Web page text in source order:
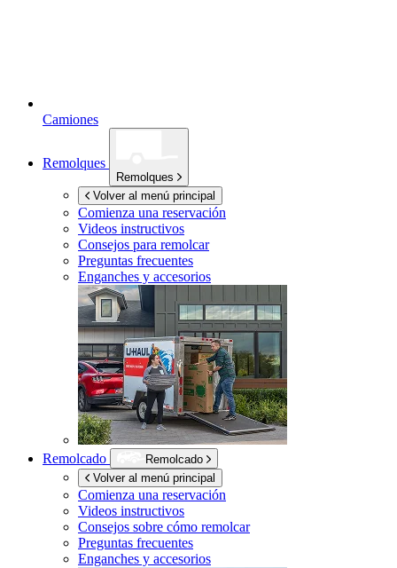
Camiones
Remolques
Remolques
Volver al menú principal
Comienza una reservación
Videos instructivos
Consejos para remolcar
Preguntas frecuentes
Enganches y accesorios
Remolcado
Remolcado
Volver al menú principal
Comienza una reservación
Videos instructivos
Consejos sobre cómo remolcar
Preguntas frecuentes
Enganches y accesorios